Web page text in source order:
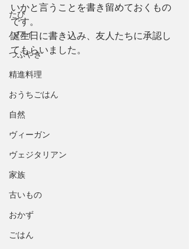
たび
ハワイ
つぶやき
精進料理
おうちごはん
自然
ヴィーガン
ヴェジタリアン
家族
古いもの
おかず
ごはん
いかと言うことを書き留めておくもの
です。
誕生日に書き込み、友人たちに承認し
てもらいました。